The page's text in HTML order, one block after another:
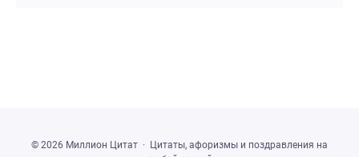
© 2026 Миллион Цитат ·
Цитаты, афоризмы и поздравления на